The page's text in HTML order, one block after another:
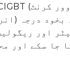
اور
جا سکے اور